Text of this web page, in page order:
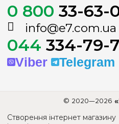
0 800 33-63-
info@e7.com.ua
044 334-79-
Viber Telegram
© 2020—2026
Створення інтернет магазину